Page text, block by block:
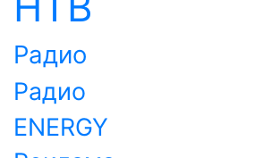
Радио
Радио
ENERGY